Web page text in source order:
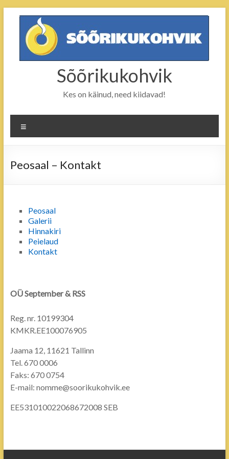
content
Sõõrikukohvik
Kes on käinud, need kiidavad!
Peosaal – Kontakt
Peosaal
Galerii
Hinnakiri
Peielaud
Kontakt
OÜ September & RSS
Reg. nr. 10199304
KMKR.EE100076905
Jaama 12, 11621 Tallinn
Tel. 670 0006
Faks: 670 0754
E-mail: nomme@soorikukohvik.ee
EE531010022068672008 SEB